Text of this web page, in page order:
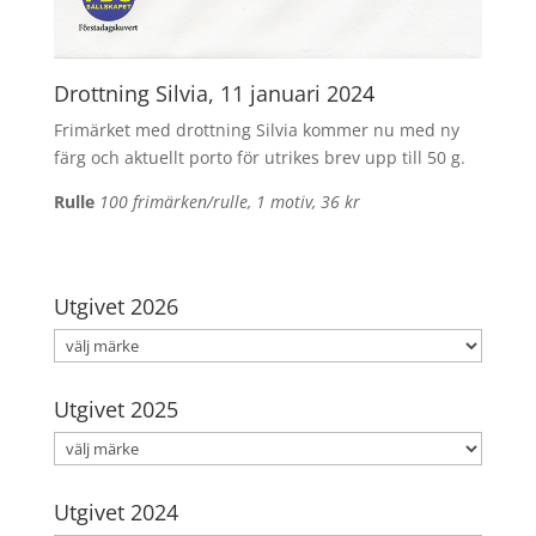
Drottning Silvia, 11 januari 2024
Frimärket med drottning Silvia kommer nu med ny
färg och aktuellt porto för utrikes brev upp till 50 g.
Rulle 100 frimärken/rulle, 1 motiv, 36 kr
Utgivet 2026
Utgivet 2025
Utgivet 2024